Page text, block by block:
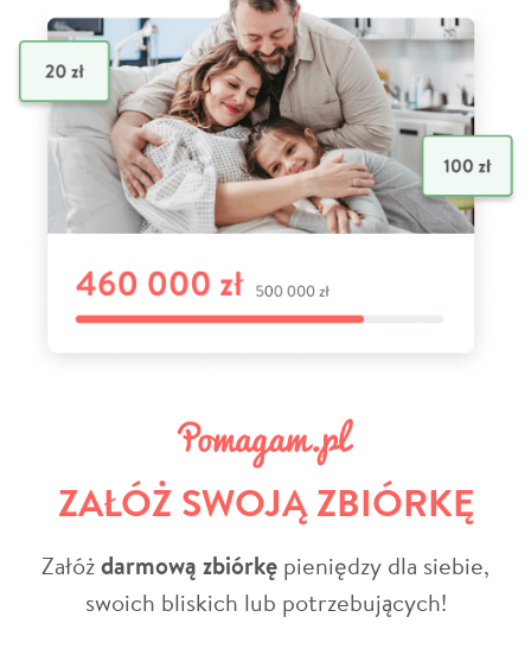
ZAŁÓŻ SWOJĄ ZBIÓRKĘ
Załóżdarmową zbiórkę pieniędzy dla siebie,
swoich bliskich lub potrzebujących!